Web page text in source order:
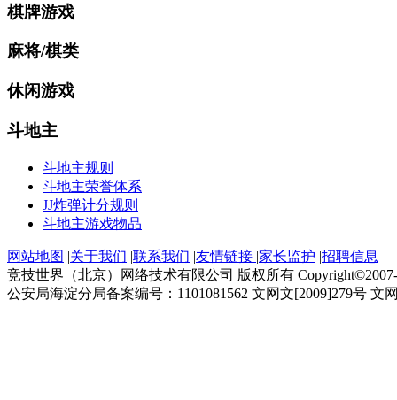
棋牌游戏
麻将/棋类
休闲游戏
斗地主
斗地主规则
斗地主荣誉体系
JJ炸弹计分规则
斗地主游戏物品
网站地图 |关于我们 |联系我们 |友情链接 |家长监护 |招聘信息
竞技世界（北京）网络技术有限公司 版权所有
公安局海淀分局备案编号：1101081562 文网文[2009]279号 文